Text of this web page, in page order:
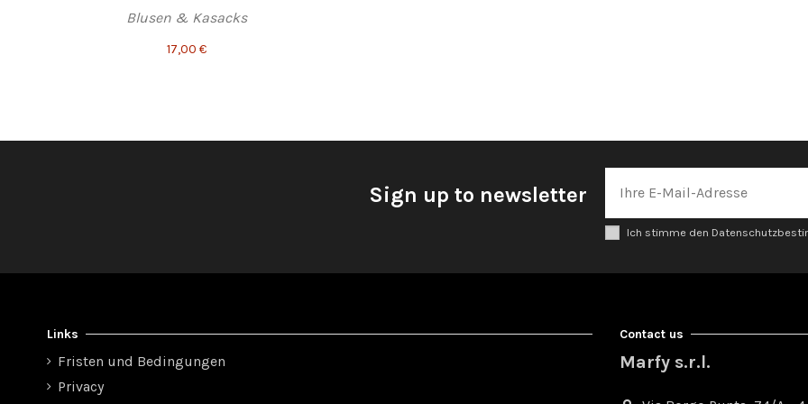
Blusen & Kasacks
17,00 €
Sign up to newsletter
Ich stimme den
Links
Fristen und Bedingungen
Privacy
Contact us
Marfy s.r.l.